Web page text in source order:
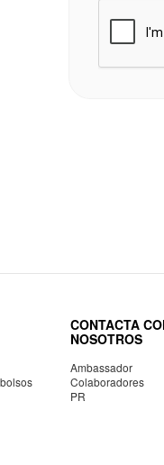
CONTACTA
NOSOTROS
Ambassador
Colaboradores
PR